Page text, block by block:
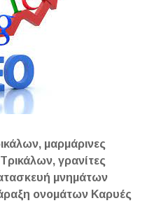
μαρμάρινες
γρανίτες
μνημάτων
ονομάτων Καρυές